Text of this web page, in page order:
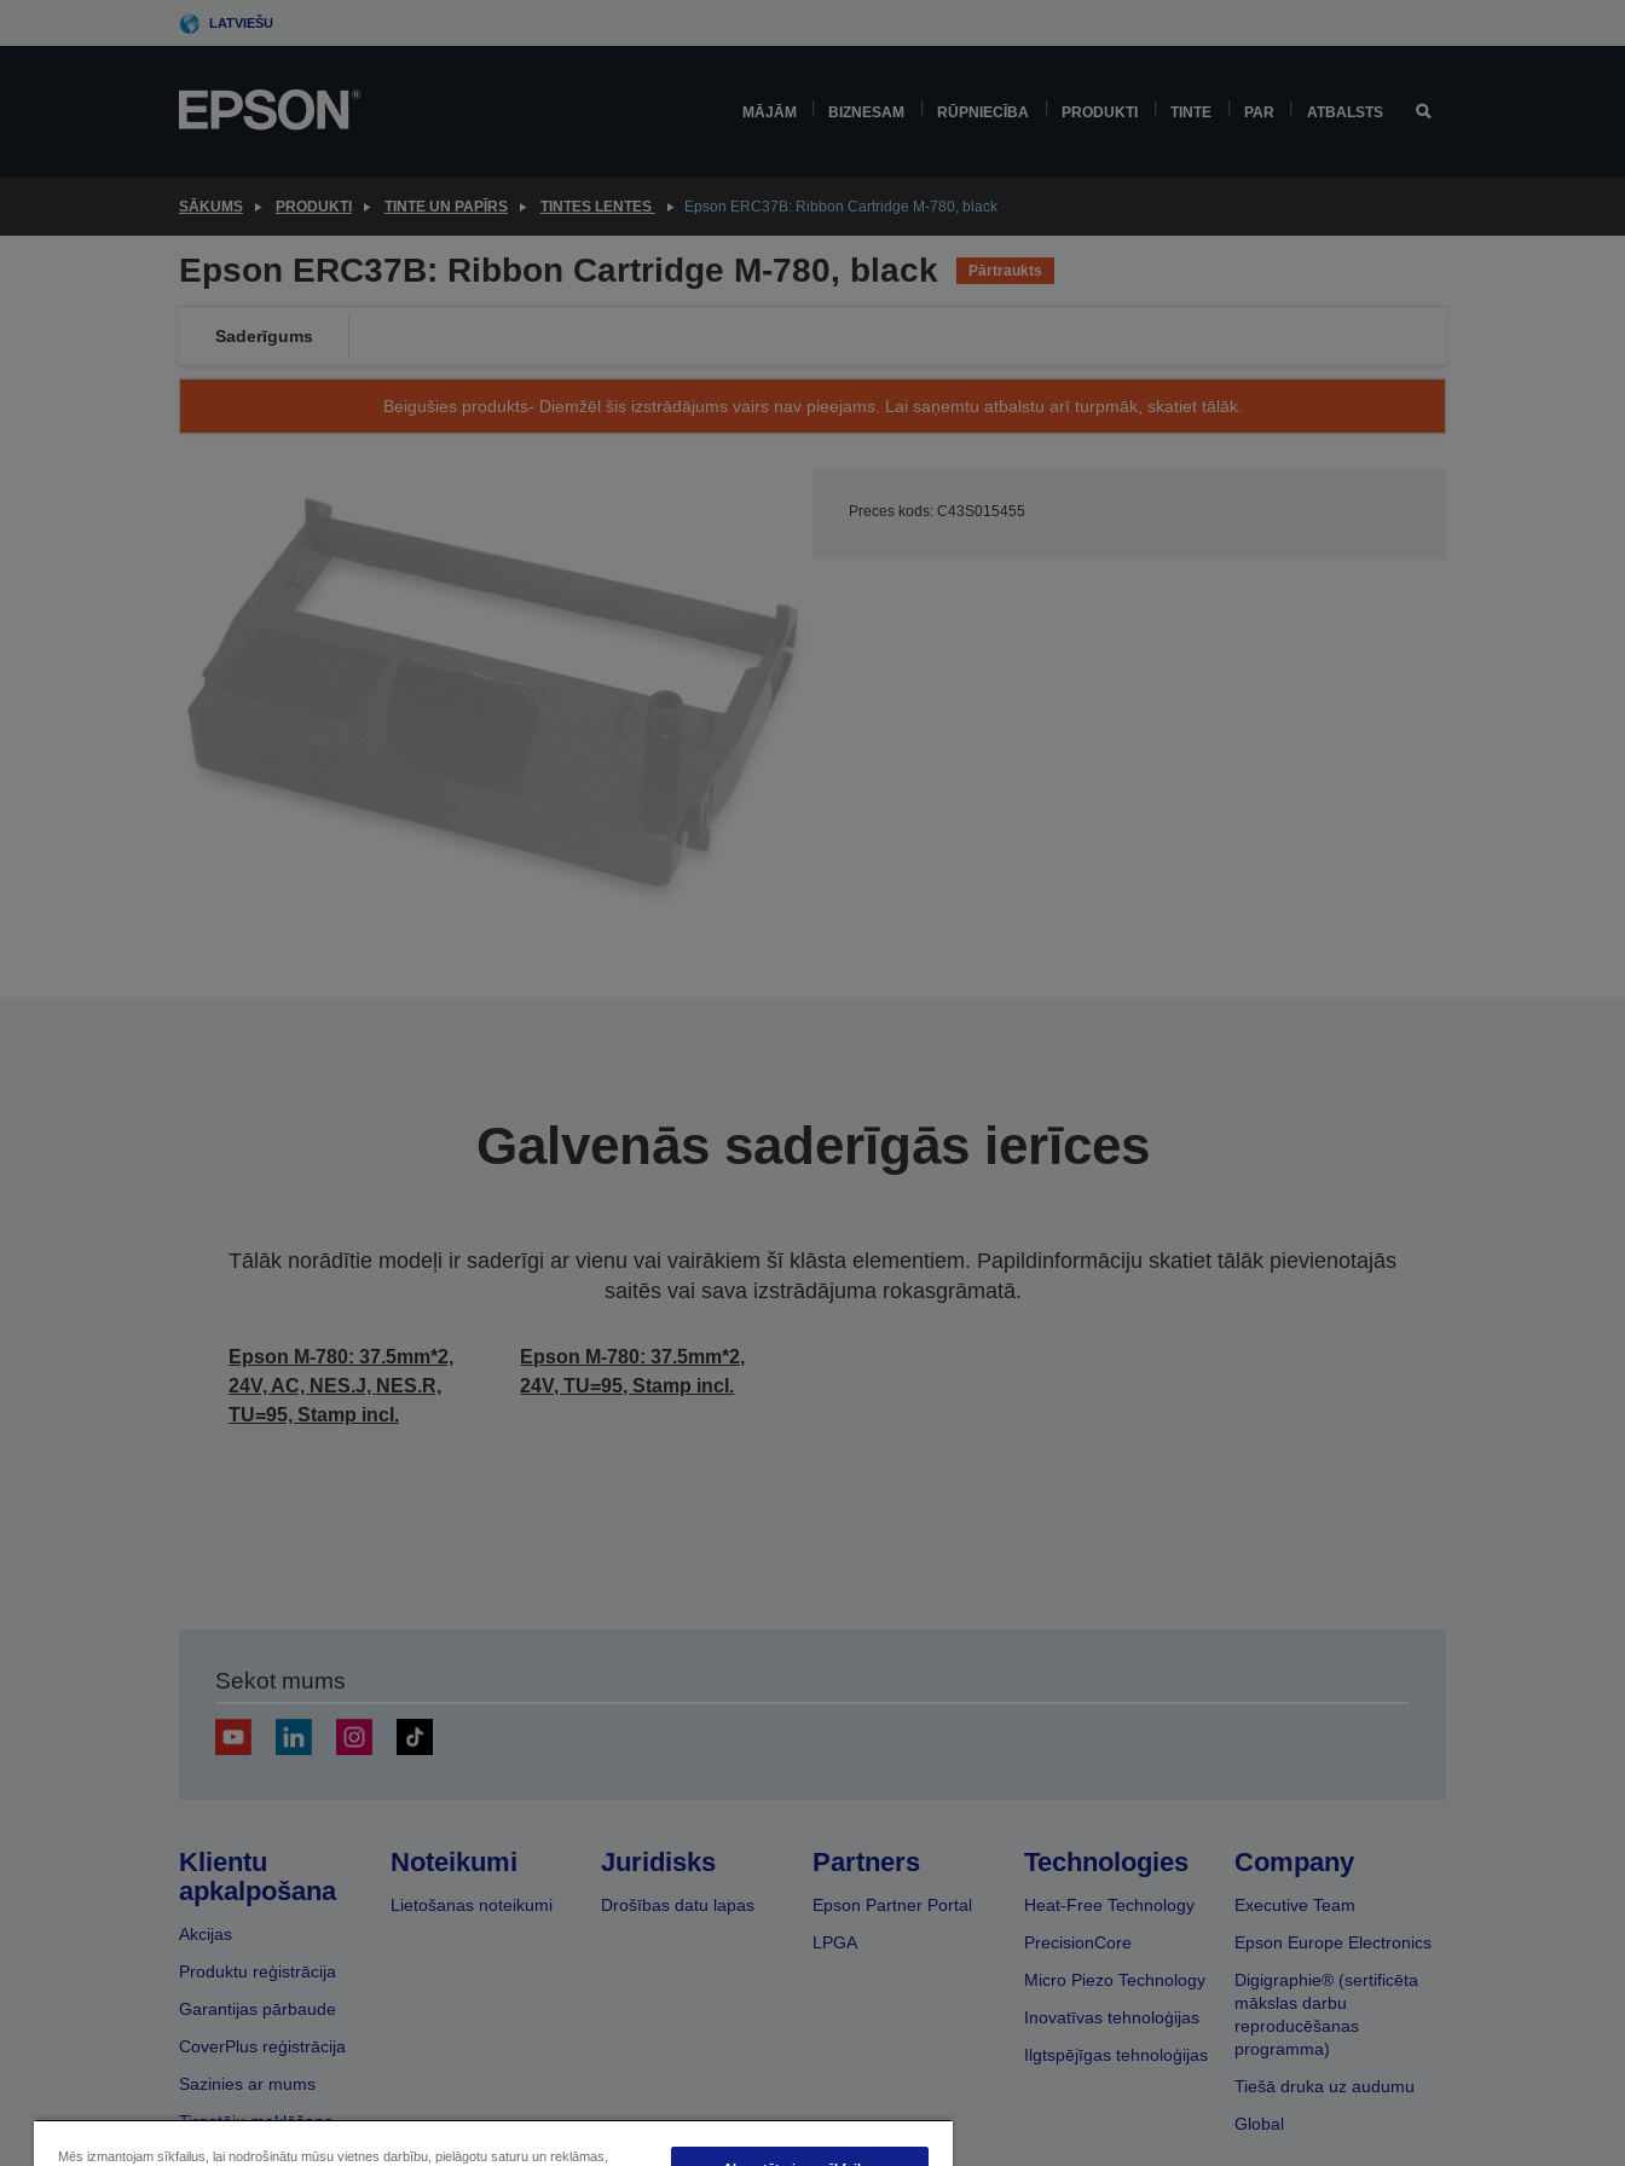
to
LATVIEŠU
MĀJĀM BIZNESAM RŪPNIECĪBA PRODUKTI TINTE PAR ATBALSTS
SĀKUMS PRODUKTI TINTE UN PAPĪRS TINTES LENTES Epson ERC37B: Ribbon Cartridge M-780, black
Epson ERC37B: Ribbon Cartridge M-780, black Pārtraukts
Saderīgums
Beigušies produkts- Diemžēl šis izstrādājums vairs nav pieejams. Lai saņemtu atbalstu arī turpmāk, skatiet tālāk.
Preces kods: C43S015455
Galvenās saderīgās ierīces
Tālāk norādītie modeļi ir saderīgi ar vienu vai vairākiem šī klāsta elementiem. Papildinformāciju skatiet tālāk pievienotajās
saitēs vai sava izstrādājuma rokasgrāmatā.
Epson M-780: 37.5mm*2,
24V, AC, NES.J, NES.R,
TU=95, Stamp incl.
Epson M-780: 37.5mm*2,
24V, TU=95, Stamp incl.
Sekot mums
Klientu
apkalpošana
Akcijas
Produktu reģistrācija
Garantijas pārbaude
CoverPlus reģistrācija
Sazinies ar mums
Tirgotāju meklēšana
Noteikumi
Lietošanas noteikumi
Juridisks
Drošības datu lapas
Partners
Epson Partner Portal
LPGA
Technologies
Heat-Free Technology
PrecisionCore
Micro Piezo Technology
Inovatīvas tehnoloģijas
Ilgtspējīgas tehnoloģijas
Company
Executive Team
Epson Europe Electronics
Digigraphie® (sertificēta
mākslas darbu
reproducēšanas
programma)
Tiešā druka uz audumu
Global
Mēs izmantojam sīkfailus, lai nodrošinātu mūsu vietnes darbību, pielāgotu saturu un reklāmas,